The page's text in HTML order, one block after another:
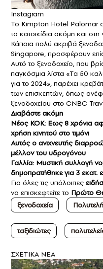
Instagram
Το Kimpton Hotel Palomar
τα κατοικίδια ακόμη και
Κάποια πολύ ακριβά
Singapore, προσφέρουν
Αυτό το ξενοδοχείο, που
παγκόσμια λίστα «Τα 50
για το 2024», παρέχει
των επισκεπτών, όπως
ξενοδοχείου στο CNBC
Διαβάστε ακόμη
Νέος ΚΟΚ: Εως 8 χρόνια
χρήση κινητού στο τιμόνι
Αυτός ο ανιχνευτής
μέλλον του υδρογόνου
Γαλλία: Μυστική συλλογή
δημοπρατήθηκε για 3 εκατ.
Για όλες τις υπόλοιπες
να επισκεφτείτε το Πρώτο
ξενοδοχεία
ταξιδιώτες
ΣXETIKA NEA